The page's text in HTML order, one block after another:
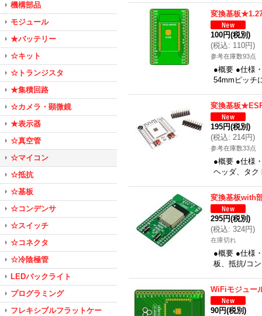
機構部品
モジュール
★バッテリー
☆キット
☆トランジスタ
★集積回路
☆カメラ・顕微鏡
★表示器
☆真空管
☆マイコン
☆抵抗
☆基板
☆コンデンサ
☆スイッチ
☆コネクタ
☆冷陰極管
LEDバックライト
プログラミング
フレキシブルフラットケー
変換基板
100円(税別)
(税込: 110円)
参考在庫数93点
●概要 ●仕様
54mmピッチ
変換基板
195円(税別)
(税込: 214円)
参考在庫数33点
●概要 ●仕様
ヘッダ、タク
変換基板with
295円(税別)
(税込: 324円)
在庫切れ
●概要 ●仕様
板、抵抗/コ
WiFiモジュー
90円(税別)